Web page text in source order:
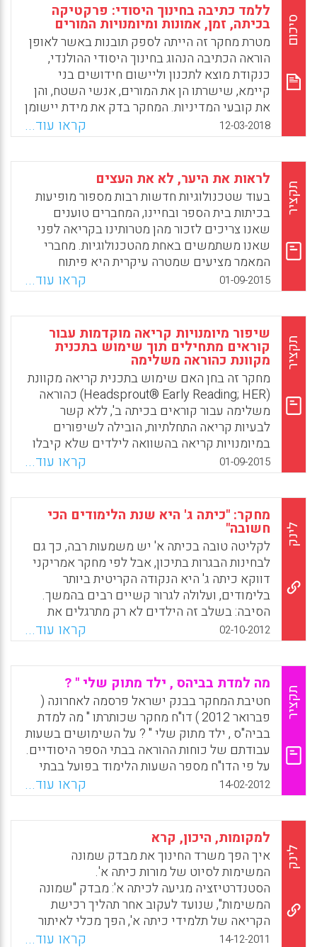
סיכום
ללמד כתיבה בחינוך היסודי: פרקטיקה
בכיתה, זמן, אמונות ומיומנויות המורים
מטרת מחקר זה הייתה לספק תובנות באשר לאופן
הוראה הכתיבה הנהוג בחינוך היסודי ההולנדי,
כנקודת מוצא לתכנון וליישום חידושים בני
קיימא, שישרתו הן את המורים, אנשי השטח, והן
את קובעי המדיניות. המחקר בדק את מידת יישומן
של שלוש גישות תחום ספציפי (domain
specific approach) – כתיבה תקשורתית, כתיבת
תהליכית והוראה של אסטרטגיית כתיבה – כמו גם
מאפיינים של הוראה איכותית באופן כללי,
בשיעורי כתיבה בכיתות הגבוהות (ד'-ו') בבתי
הספר היסודיים. בנוסף נבחנו גם זמן לימוד
הכתיבה, השקפות המורים על כתיבה ועל הוראתה,
תחושתם לגבי מידת מסוגלותם בהוראת כתיבה
ומיומנותם בתחום זה.
WhatsApp
Facebook
Email
X
12-03-2018 קראו עוד...
תקציר
לראות את היער, לא את העצים
בעוד שטכנולוגיות חדשות רבות מספור מופיעות
בכיתות בית הספר ובחיינו, המחברים טוענים
שאנו צריכים לזכור מהן מטרותינו בקריאה לפני
שאנו משתמשים באחת מהטכנולוגיות. מחברי
המאמר מציעים שמטרה עיקרית היא פיתוח
היכולת לקרוא כדי ללמוד בעזרת מידע מקוון
(Leu, Donald J; Forzani, Elena; Timbrell,
Nicole; Maykel, Cheryl, 2015).
WhatsApp
Facebook
Email
X
01-09-2015 קראו עוד...
תקציר
שיפור מיומנויות קריאה מוקדמות עבור
קוראים מתחילים תוך שימוש בתכנית
מקוונת כהוראה משלימה
מחקר זה בחן האם שימוש בתכנית קריאה מקוונת
(Headsprout® Early Reading; HER) כהוראה
משלימה עבור קוראים בכיתה ב', ללא קשר
לבעיות קריאה התחלתיות, הובילה לשיפורים
במיומנויות קריאה בהשוואה לילדים שלא קיבלו
שעות הוראה נוספות. נמצאו הבדלים מובהקים
לטובת משתתפי קבוצת ה-HER על פני מדדים של
דיוק בקריאה ומיומנויות של זיהוי מילים (Tyler,
Emily; Hughes, John; Beverley, Michael;
Hastings, Richard, 2015).
WhatsApp
Facebook
Email
X
01-09-2015 קראו עוד...
לינק
מחקר: "כיתה ג' היא שנת הלימודים הכי
חשובה"
לקליטה טובה בכיתה א' יש משמעות רבה, כך גם
לבחינות הבגרות בתיכון, אבל לפי מחקר אמריקני
דווקא כיתה ג' היא הנקודה הקריטית ביותר
בלימודים, ועלולה לגרור קשיים רבים בהמשך.
הסיבה: בשלב זה הילדים לא רק מתרגלים את
מיומנות הקריאה, אלא מתחילים לדלות מידע
מטקסטים. "צריך לתגבר ילדים מתקשים בכיתה
זו", אומרת החוקרת. בטור שכתבה עבור מגזין טיים,
מסבירה חוקרת וסופרת מוכרת בארה"ב, אנני מרפי
פול, שספרה הבא "מבריק – המדע שמאחורי
החוכמה" עוסק בנושא זה בדיוק, מדוע דווקא
כיתה ג' היא משמעותית כל כך. לפי פול, העניין
קשור בעיקר ביכולות קריאה ועיבוד מידע. בכיתה
ג', מסתבר, יפסיק הילד לקרוא בטקסט את הסיפור
הכללי, ויתחיל לדלות מהמילים אינפורמציה
(נטעלי גבירץ) .
WhatsApp
Facebook
Email
X
02-10-2012 קראו עוד...
תקציר
מה למדת בביהס , ילד מתוק שלי " ?
חטיבת המחקר בבנק ישראל פרסמה לאחרונה (
פברואר 2012 ) דו"ח מחקר שכותרתו " מה למדת
בביה"ס , ילד מתוק שלי " ? על השימושים בשעות
עבודתם של כוחות ההוראה בבתי הספר היסודיים.
על פי הדו"ח מספר השעות הלימוד בפועל בבתי
הספר היסודיים בישראל הוא מהגבוהים במדינות
המערב – כ-29 שעות שבועיות. בדו"ח נמצא עוד
כי בבתי הספר היסודיים בארץ נלמדים מקצועות
החובה שעות רבות יותר מאשר בממוצע במדינות
בהתאמה. בבתי הספר שהשתתפו במחקר נמצא
מספר שעות לימוד גבוה ממספר השעות של
משרד החינוך במיוחד במקצועות הליבה . עם זאת
, בחלוקה לשעות לימוד המוקצות לכל אחד
ממקצועות החובה נמצאו הבדלים בין ישראל
14-02-2012 קראו עוד...
לינק
למקומות, היכון, קרא
איך הפך משרד החינוך את מבדק שמונה
המשימות לסיוט של מורות כיתה א'.
הסטנדרטיזציה מגיעה לכיתה א': מבדק "שמונה
המשימות", שנועד לעקוב אחר תהליך רכישת
הקריאה של תלמידי כיתה א', הפך מכלי לאיתור
מתקשים לכלי מדידה של הישגי המורות ולמקור
14-12-2011 קראו עוד...